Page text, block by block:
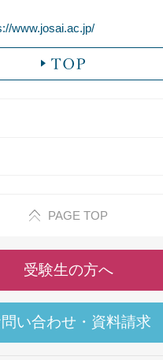
www.josai.ac.jp/
PAGE TOP
受験生の方へ
問い合わせ ・ 資料請求